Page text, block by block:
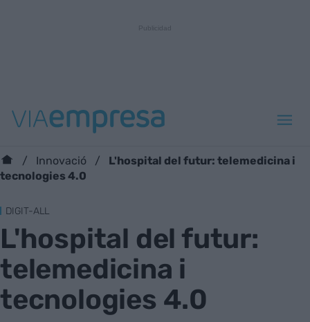
Innovació
L'hospital del futur: telemedicina i
tecnologies 4.0
DIGIT-ALL
L'hospital del futur:
telemedicina i
tecnologies 4.0